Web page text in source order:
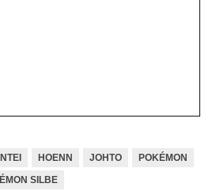
HOENN JOHTO
POKÉMON
SILBE